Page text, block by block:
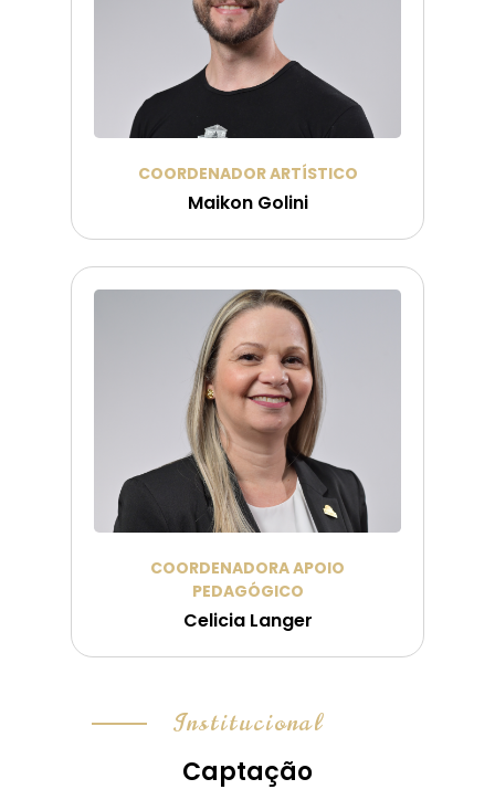
COORDENADOR ARTÍSTICO
Maikon Golini
COORDENADORA APOIO
PEDAGÓGICO
Celicia Langer
Institucional
Captação